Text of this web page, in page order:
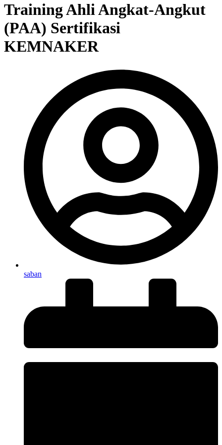
Training Ahli Angkat-Angkut
(PAA) Sertifikasi
KEMNAKER
saban